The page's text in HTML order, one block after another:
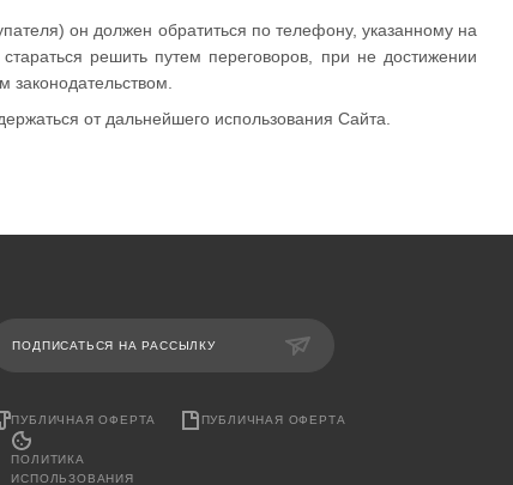
он должен обратиться по телефону, указанному на
решить путем переговоров, при не достижении
законодательством.
от дальнейшего использования Сайта.
ПОДПИСАТЬСЯ НА РАССЫЛКУ
ПУБЛИЧНАЯ ОФЕРТА
ПОЛИТИКА
ИСПОЛЬЗОВАНИЯ
ПУБЛИЧНАЯ ОФЕРТА